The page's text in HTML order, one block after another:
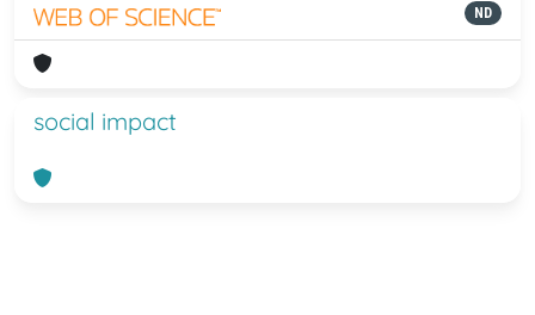
ND
social impact